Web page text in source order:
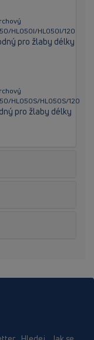
HL050I/HL050I/120
pro žlaby délky
HL050S/HL050S/120
pro žlaby délky